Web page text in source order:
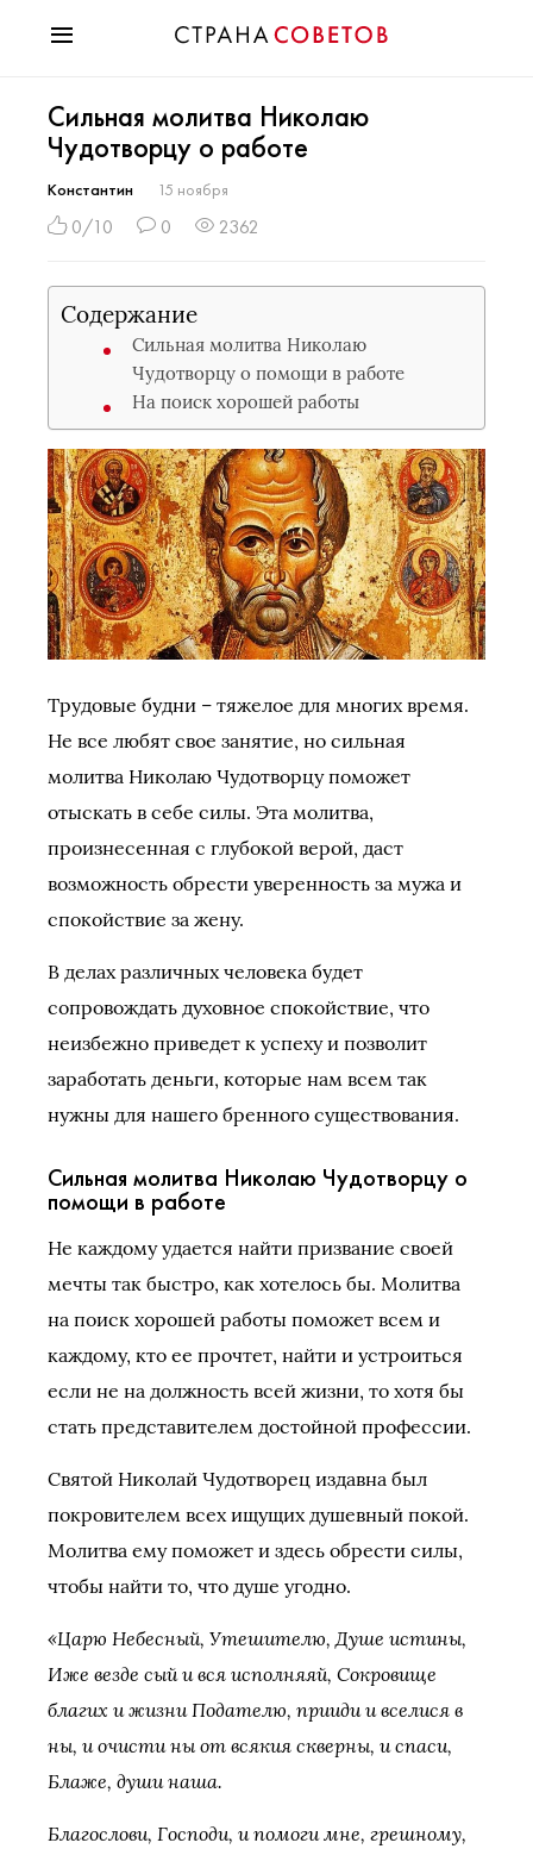
Мода
Звезды
Гороскопы
Здоровье
Хобби
Разное
Праздники
Сильная молитва Николаю
Чудотворцу о работе
Константин 15 ноября
0/10 0 2362
Содержание
Сильная молитва Николаю
Чудотворцу о помощи в работе
На поиск хорошей работы
Трудовые будни – тяжелое для многих время.
Не все любят свое занятие, но сильная
молитва Николаю Чудотворцу поможет
отыскать в себе силы. Эта молитва,
произнесенная с глубокой верой, даст
возможность обрести уверенность за мужа и
спокойствие за жену.
В делах различных человека будет
сопровождать духовное спокойствие, что
неизбежно приведет к успеху и позволит
заработать деньги, которые нам всем так
нужны для нашего бренного существования.
Сильная молитва Николаю Чудотворцу о
помощи в работе
Не каждому удается найти призвание своей
мечты так быстро, как хотелось бы. Молитва
на поиск хорошей работы поможет всем и
каждому, кто ее прочтет, найти и устроиться
если не на должность всей жизни, то хотя бы
стать представителем достойной профессии.
Святой Николай Чудотворец издавна был
покровителем всех ищущих душевный покой.
Молитва ему поможет и здесь обрести силы,
чтобы найти то, что душе угодно.
«Царю Небесный, Утешителю, Душе истины,
Иже везде сый и вся исполняяй, Сокровище
благих и жизни Подателю, прииди и вселися в
ны, и очисти ны от всякия скверны, и спаси,
Блаже, души наша.
Благослови, Господи, и помоги мне, грешному,